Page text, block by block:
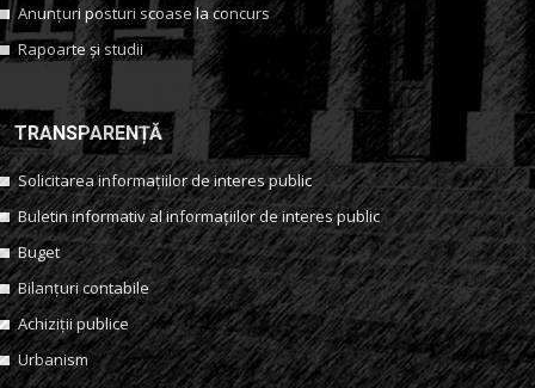
Anunțuri posturi scoase la concurs
Rapoarte și studii
TRANSPARENȚĂ
Solicitarea informațiilor de interes public
Buletin informativ al informațiilor de interes public
Buget
Bilanțuri contabile
Achiziții publice
Urbanism